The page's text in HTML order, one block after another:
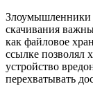
Злоумышленники
скачивания
как файловое
ссылке позволял
устройство
перехватывать